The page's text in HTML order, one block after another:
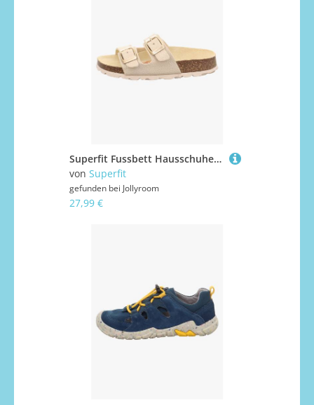
Superfit Fussbett Hausschuhe, Gold, 27
von Superfit
gefunden bei Jollyroom
27,99 €